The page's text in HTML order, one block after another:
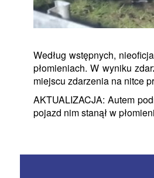
Według wstępnych,
płomieniach. W wyniku
miejscu zdarzenia na nitce
AKTUALIZACJA: Autem
pojazd nim stanął w